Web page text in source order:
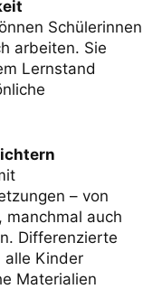
Schülerinnen
arbeiten. Sie
Lernstand
– von
manchmal auch
Differenzierte
alle Kinder
Materialien